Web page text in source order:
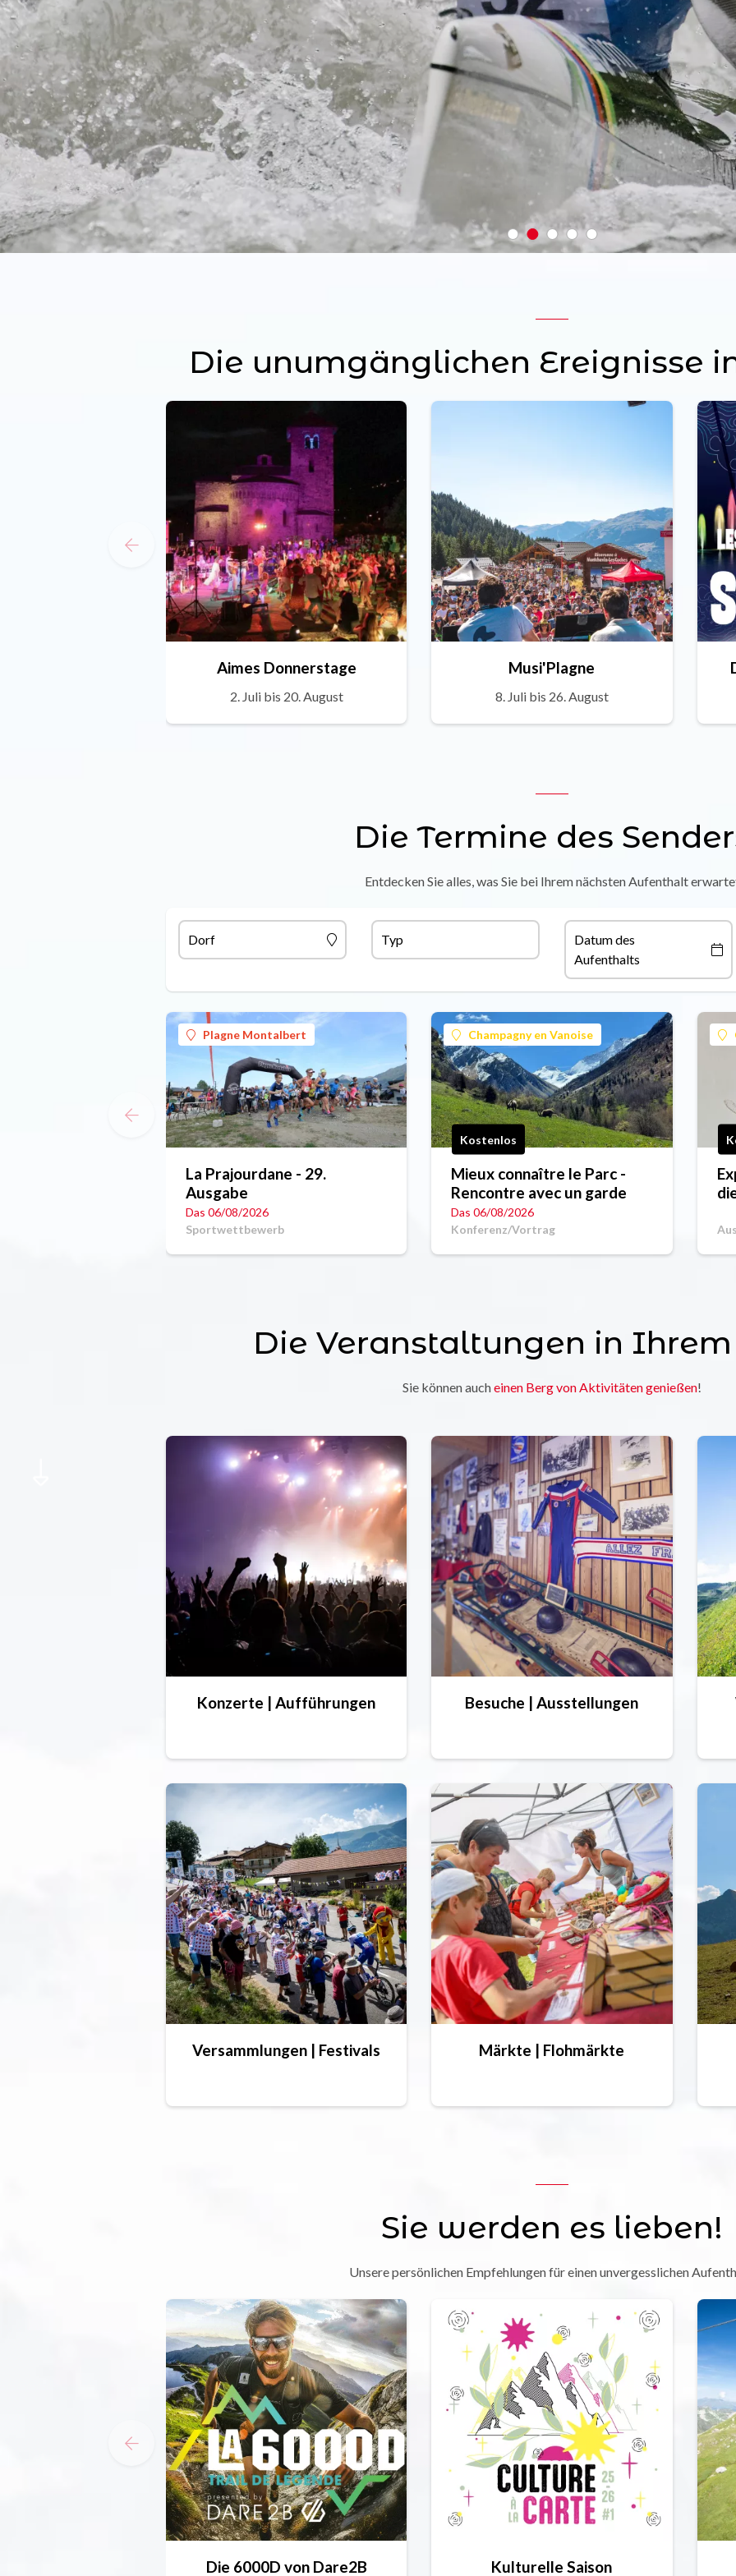
Die unumgänglichen Ereignisse
Aimes Donnerstage
2. Juli bis 20. August
Musi'Plagne
8. Juli bis 26. August
Die Termine des
Entdecken Sie alles, was Sie bei Ihrem nächsten Aufenthalt
Dorf Typ
Datum des
Aufenthalts
Plagne Montalbert
La Prajourdane - 29.
Ausgabe
Das 06/08/2026
Sportwettbewerb
Champagny en Vanoise
Kostenlos
Mieux connaître le Parc -
Rencontre avec un garde
Das 06/08/2026
Konferenz/Vortrag
Die Veranstaltungen in
Sie können aucheinen Berg von Aktivitäten genießen!
Konzerte | Aufführungen Besuche | Ausstellungen
Versammlungen | Festivals Märkte | Flohmärkte
Sie werden es lieben!
Unsere persönlichen Empfehlungen für einen unvergesslichen
Die 6000D von Dare2B Kulturelle Saison